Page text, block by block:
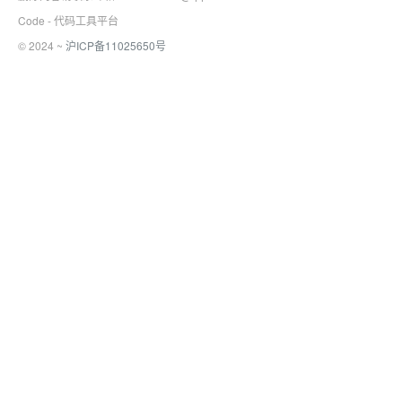
Code - 代码工具平台
© 2024 ~ 沪ICP备11025650号